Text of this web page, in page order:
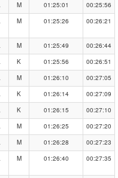
M 01:25:01
00:25:56
M 01:25:26 00:26:21
M 01:25:49
00:26:44
K 01:25:56
00:26:51
M 01:26:10
00:27:05
K 01:26:14
00:27:09
K 01:26:15
00:27:10
M 01:26:25
00:27:20
M 01:26:28
00:27:23
M 01:26:40 00:27:35